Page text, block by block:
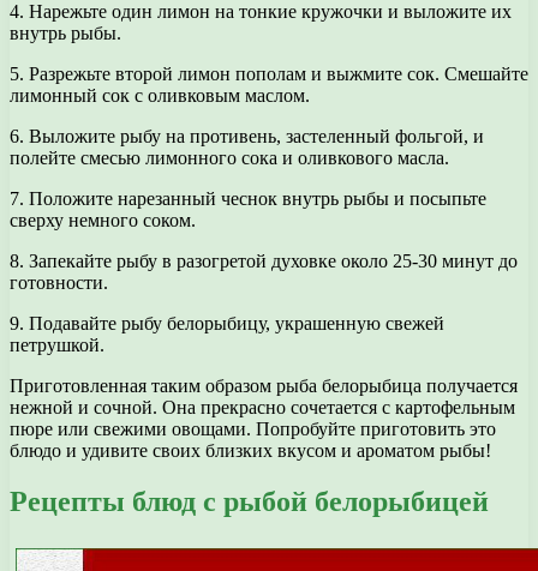
4. Нарежьте один лимон на тонкие кружочки и выложите их
внутрь рыбы.
5. Разрежьте второй лимон пополам и выжмите сок. Смешайте
лимонный сок с оливковым маслом.
6. Выложите рыбу на противень, застеленный фольгой, и
полейте смесью лимонного сока и оливкового масла.
7. Положите нарезанный чеснок внутрь рыбы и посыпьте
сверху немного соком.
8. Запекайте рыбу в разогретой духовке около 25-30 минут до
готовности.
9. Подавайте рыбу белорыбицу, украшенную свежей
петрушкой.
Приготовленная таким образом рыба белорыбица получается
нежной и сочной. Она прекрасно сочетается с картофельным
пюре или свежими овощами. Попробуйте приготовить это
блюдо и удивите своих близких вкусом и ароматом рыбы!
Рецепты блюд с рыбой белорыбицей